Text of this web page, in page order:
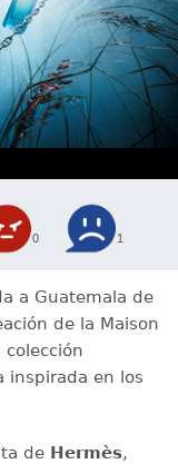
0 1
a Guatemala de
de la Maison
en los
de Hermès,